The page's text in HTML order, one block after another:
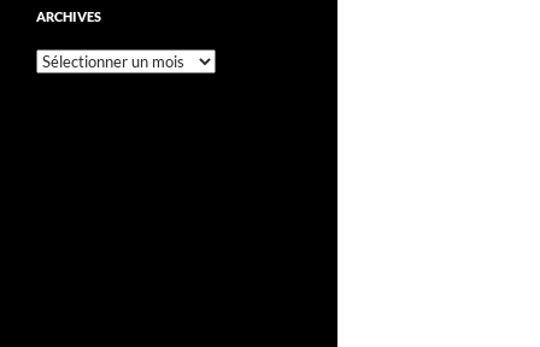
ARCHIVES
Archives